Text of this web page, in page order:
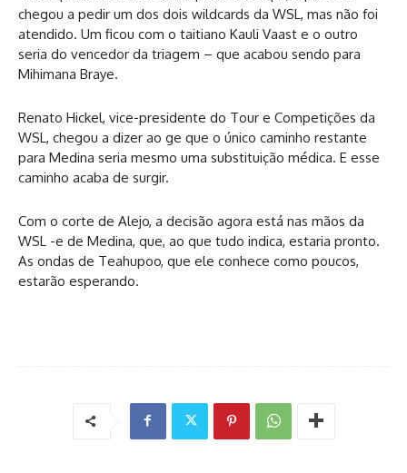
chegou a pedir um dos dois wildcards da WSL, mas não foi
atendido. Um ficou com o taitiano Kauli Vaast e o outro
seria do vencedor da triagem – que acabou sendo para
Mihimana Braye.
Renato Hickel, vice-presidente do Tour e Competições da
WSL, chegou a dizer ao ge que o único caminho restante
para Medina seria mesmo uma substituição médica. E esse
caminho acaba de surgir.
Com o corte de Alejo, a decisão agora está nas mãos da
WSL -e de Medina, que, ao que tudo indica, estaria pronto.
As ondas de Teahupoo, que ele conhece como poucos,
estarão esperando.